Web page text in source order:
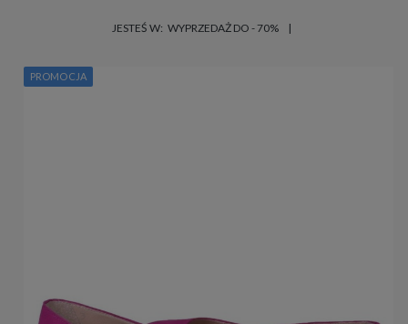
JESTEŚ W: WYPRZEDAŻ DO - 70%
PROMOCJA